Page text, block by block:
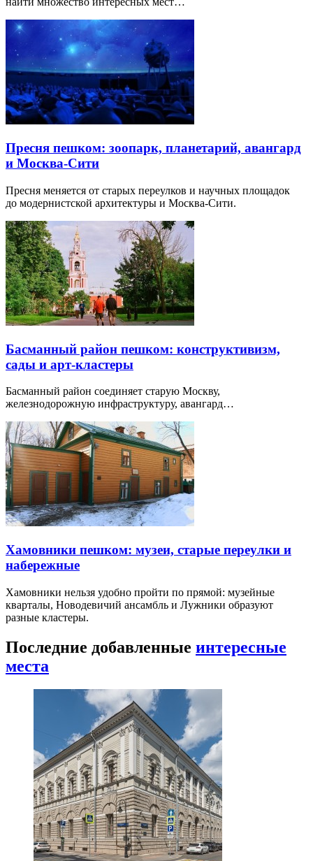
Пресня пешком: зоопарк, планетарий, авангард
и Москва-Сити
Пресня меняется от старых переулков и научных площадок
до модернистской архитектуры и Москва-Сити.
Басманный район пешком: конструктивизм,
сады и арт-кластеры
Басманный район соединяет старую Москву,
железнодорожную инфраструктуру, авангард…
Хамовники пешком: музеи, старые переулки и
набережные
Хамовники нельзя удобно пройти по прямой: музейные
кварталы, Новодевичий ансамбль и Лужники образуют
разные кластеры.
Последние добавленные интересные
места